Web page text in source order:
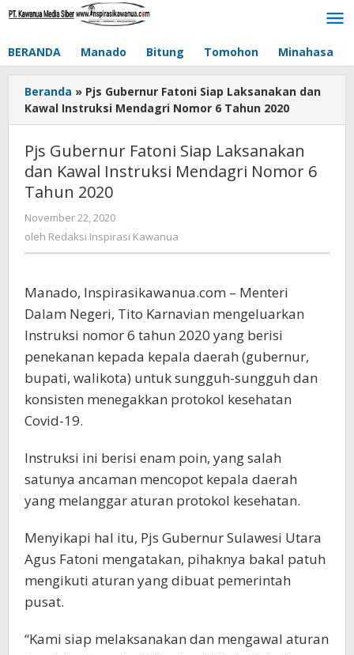
Lewati
BERANDA Manado Bitung Tomohon Minahasa
Beranda » Pjs Gubernur Fatoni Siap Laksanakan dan
Kawal Instruksi Mendagri Nomor 6 Tahun 2020
Pjs Gubernur Fatoni Siap Laksanakan
dan Kawal Instruksi Mendagri Nomor 6
Tahun 2020
November 22, 2020
Redaksi
oleh Redaksi Inspirasi Kawanua
Manado, Inspirasikawanua.com – Menteri
Dalam Negeri, Tito Karnavian mengeluarkan
Instruksi nomor 6 tahun 2020 yang berisi
penekanan kepada kepala daerah (gubernur,
bupati, walikota) untuk sungguh-sungguh dan
konsisten menegakkan protokol kesehatan
Covid-19.
Instruksi ini berisi enam poin, yang salah
satunya ancaman mencopot kepala daerah
yang melanggar aturan protokol kesehatan.
Menyikapi hal itu, Pjs Gubernur Sulawesi Utara
Agus Fatoni mengatakan, pihaknya bakal patuh
mengikuti aturan yang dibuat pemerintah
pusat.
“Kami siap melaksanakan dan mengawal aturan